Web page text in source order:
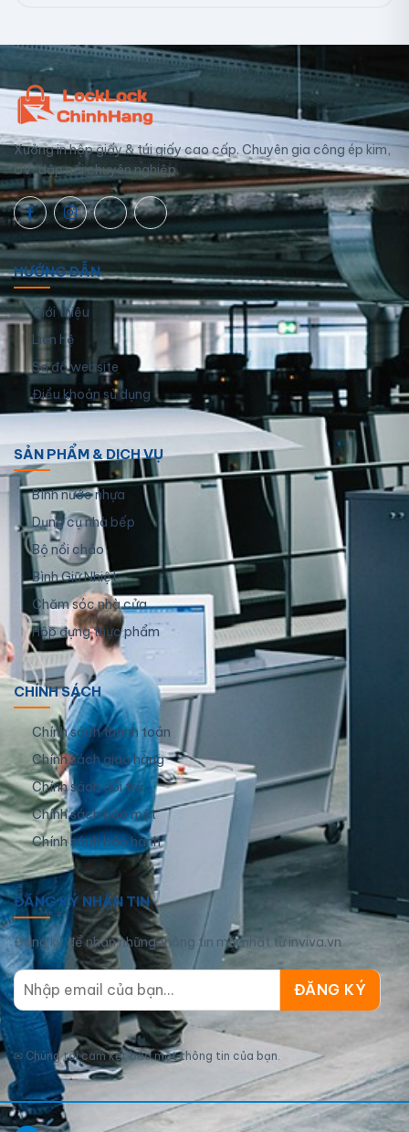
Xưởng in hộp giấy & túi giấy cao cấp. Chuyên gia công ép kim,
UV, dập nổi chuyên nghiệp.
HƯỚNG DẪN
Giới thiệu
Liên hệ
Sơ đồ website
Điều khoản sử dụng
SẢN PHẨM & DỊCH VỤ
Bình nước nhựa
Dụng cụ nhà bếp
Bộ nồi chảo
Bình Giữ Nhiệt
Chăm sóc nhà cửa
Hộp đựng thực phẩm
CHÍNH SÁCH
Chính sách thanh toán
Chính sách giao hàng
Chính sách đổi trả
Chính sách bảo mật
Chính sách bảo hành
ĐĂNG KÝ NHẬN TIN
Đăng ký để nhận những thông tin mới nhất từ inviva.vn
✉ Chúng tôi cam kết bảo mật thông tin của bạn.